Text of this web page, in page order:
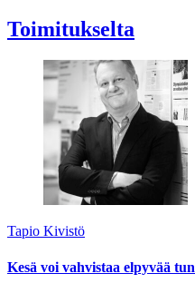
Toimitukselta
Tapio Kivistö
Kesä voi vahvistaa elpyvää